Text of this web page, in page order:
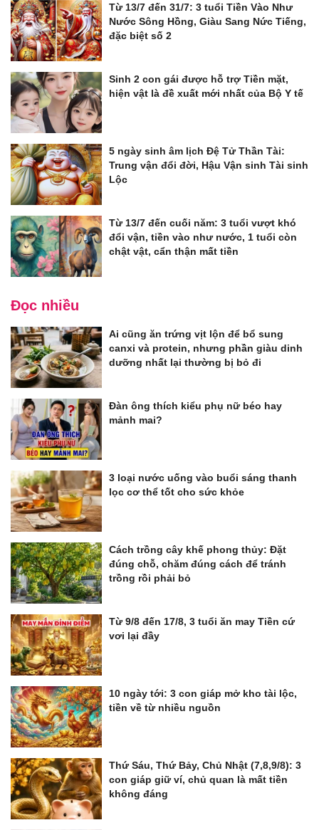
Từ 13/7 đến 31/7: 3 tuổi Tiền Vào Như
Nước Sông Hồng, Giàu Sang Nức Tiếng,
đặc biệt số 2
Sinh 2 con gái được hỗ trợ Tiền mặt,
hiện vật là đề xuất mới nhất của Bộ Y tế
5 ngày sinh âm lịch Đệ Tử Thần Tài:
Trung vận đổi đời, Hậu Vận sinh Tài sinh
Lộc
Từ 13/7 đến cuối năm: 3 tuổi vượt khó
đổi vận, tiền vào như nước, 1 tuổi còn
chật vật, cẩn thận mất tiền
Đọc nhiều
Ai cũng ăn trứng vịt lộn để bổ sung
canxi và protein, nhưng phần giàu dinh
dưỡng nhất lại thường bị bỏ đi
Đàn ông thích kiểu phụ nữ béo hay
mảnh mai?
3 loại nước uống vào buổi sáng thanh
lọc cơ thể tốt cho sức khỏe
Cách trồng cây khế phong thủy: Đặt
đúng chỗ, chăm đúng cách để tránh
trồng rồi phải bỏ
Từ 9/8 đến 17/8, 3 tuổi ăn may Tiền cứ
vơi lại đầy
10 ngày tới: 3 con giáp mở kho tài lộc,
tiền về từ nhiều nguồn
Thứ Sáu, Thứ Bảy, Chủ Nhật (7,8,9/8): 3
con giáp giữ ví, chủ quan là mất tiền
không đáng